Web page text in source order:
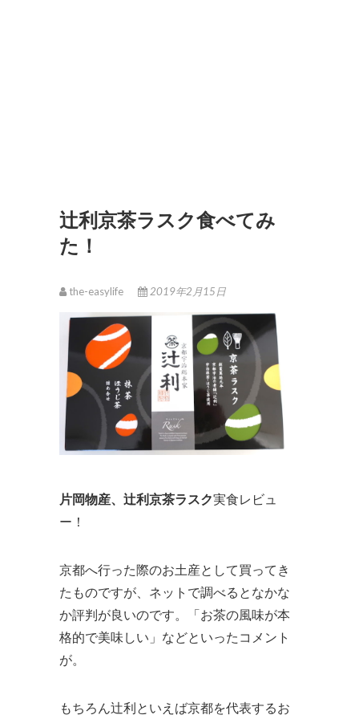
辻利京茶ラスク食べてみ
た！
the-easylife 2019年2月15日
片岡物産、辻利京茶ラスク実食レビュ
ー！
京都へ行った際のお土産として買ってき
たものですが、ネットで調べるとなかな
か評判が良いのです。「お茶の風味が本
格的で美味しい」などといったコメント
が。
もちろん辻利といえば京都を代表するお